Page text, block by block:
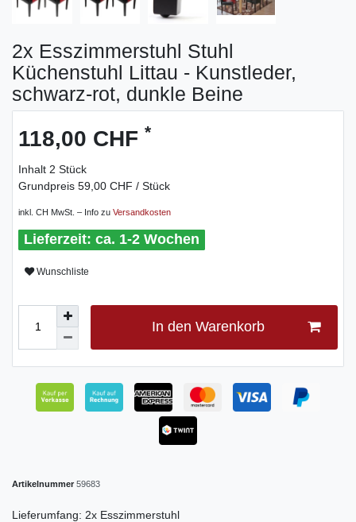
2x Esszimmerstuhl Stuhl
Küchenstuhl Littau - Kunstleder,
schwarz-rot, dunkle Beine
118,00 CHF *
Inhalt 2 Stück
Grundpreis 59,00 CHF / Stück
inkl. CH MwSt. – Info zu Versandkosten
ca. 1-2 Wochen
Wunschliste
In den Warenkorb
Artikelnummer 59683
Lieferumfang: 2x Esszimmerstuhl